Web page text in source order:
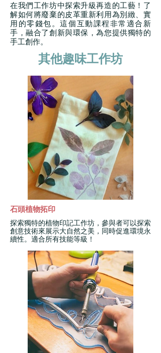
在我們工作坊中探索升級再造的工藝！了
解如何將廢棄的皮革重新利用為別緻、實
用的零錢包。這個互動課程非常適合新
手，融合了創新與環保，為您提供獨特的
手工創作。
其他趣味工作坊
石頭植物拓印
探索獨特的植物印記工作坊，參與者可以探索
創意技術來展示大自然之美，同時促進環境永
續性。適合所有技能等級！